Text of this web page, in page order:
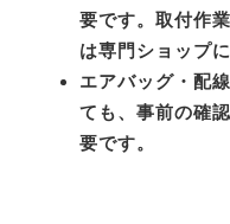
要です。取付作
は専門ショップ
エアバッグ・配
ても、事前の確
要です。